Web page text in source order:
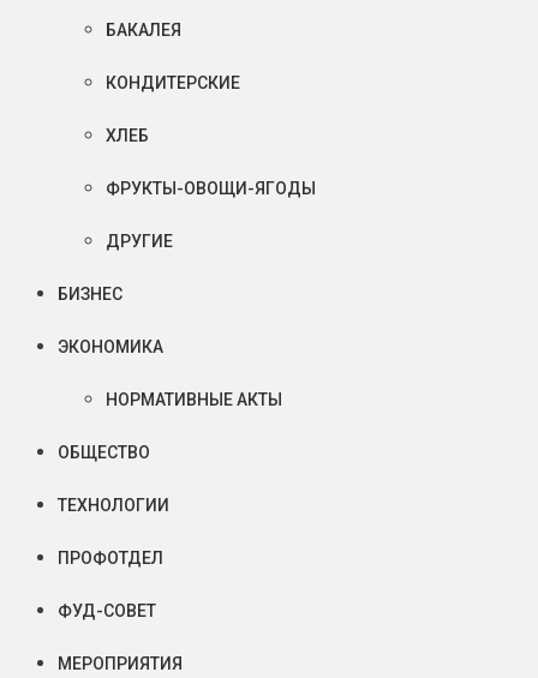
БАКАЛЕЯ
КОНДИТЕРСКИЕ
ХЛЕБ
ФРУКТЫ-ОВОЩИ-ЯГОДЫ
ДРУГИЕ
БИЗНЕС
ЭКОНОМИКА
НОРМАТИВНЫЕ АКТЫ
ОБЩЕСТВО
ТЕХНОЛОГИИ
ПРОФОТДЕЛ
ФУД-СОВЕТ
МЕРОПРИЯТИЯ